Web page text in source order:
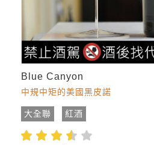
Blue Canyon
中規中矩的美國黑皮諾
大全聯 紅酒